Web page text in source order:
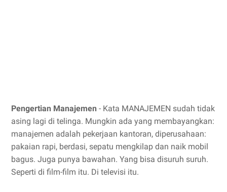
Pengertian Manajemen - Kata MANAJEMEN sudah tidak
asing lagi di telinga. Mungkin ada yang membayangkan:
manajemen adalah pekerjaan kantoran, diperusahaan:
pakaian rapi, berdasi, sepatu mengkilap dan naik mobil
bagus. Juga punya bawahan. Yang bisa disuruh suruh.
Seperti di film-film itu. Di televisi itu.